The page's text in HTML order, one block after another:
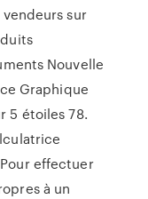
sur
Nouvelle
Graphique
5 étoiles 78.
effectuer
à un